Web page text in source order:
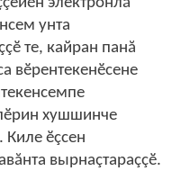
электронлă
унта
те, кайран панă
вӗрентекенӗсене
хушшинче
Киле ӗçсен
вырнаçтараççӗ.